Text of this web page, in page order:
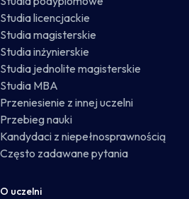
Studia licencjackie
Studia magisterskie
Studia inżynierskie
Studia jednolite magisterskie
Studia MBA
Przeniesienie z innej uczelni
Przebieg nauki
Kandydaci z niepełnosprawnością
Często zadawane pytania
O uczelni